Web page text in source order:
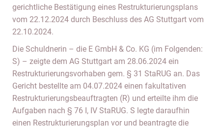
gerichtliche Bestätigung eines Restrukturierungsplans
vom 22.12.2024 durch Beschluss des AG Stuttgart vom
22.10.2024.
Die Schuldnerin – die E GmbH & Co. KG (im Folgenden:
S) – zeigte dem AG Stuttgart am 28.06.2024 ein
Restrukturierungsvorhaben gem. § 31 StaRUG an. Das
Gericht bestellte am 04.07.2024 einen fakultativen
Restrukturierungsbeauftragten (R) und erteilte ihm die
Aufgaben nach § 76 I, IV StaRUG. S legte daraufhin
einen Restrukturierungsplan vor und beantragte die